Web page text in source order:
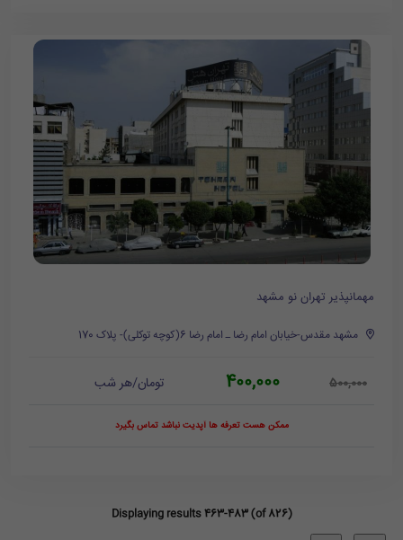
مهمانپذیر تهران نو مشهد
مشهد مقدس-خیابان امام رضا ـ امام رضا 6(کوچه توکلی)- پلاک 170
500,000
400,000 تومان/هر شب
ممکن هست تعرفه ها آپدیت نباشد تماس بگیرد
Displaying results 463-483 (of 826)